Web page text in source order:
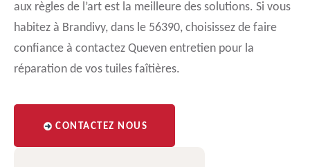
aux règles de l’art est la meilleure des solutions. Si vous
habitez à Brandivy, dans le 56390, choisissez de faire
confiance à contactez Queven entretien pour la
réparation de vos tuiles faîtières.
CONTACTEZ NOUS